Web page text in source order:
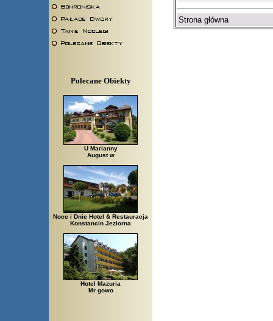
Polecane Obiekty
U Marianny
August w
Noce i Dnie Hotel & Restauracja
Konstancin Jeziorna
Hotel Mazuria
Mr gowo
Strona główna